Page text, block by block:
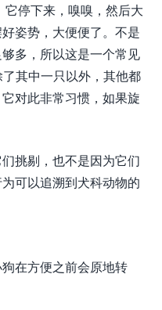
停下来，嗅嗅，然后大
姿势，大便便了。不是
多，所以这是一个常见
其中一只以外，其他都
对此非常习惯，如果旋
挑剔，也不是因为它们
可以追溯到犬科动物的
在方便之前会原地转